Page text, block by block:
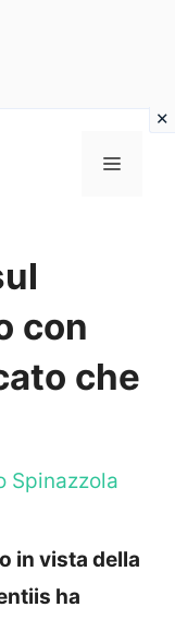
MENU
con
che
Spinazzola
in vista della
ha